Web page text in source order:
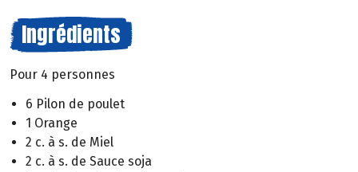
Ingrédients
Pour 4 personnes
6 Pilon de poulet
1 Orange
2 c. à s. de Miel
2 c. à s. de Sauce soja